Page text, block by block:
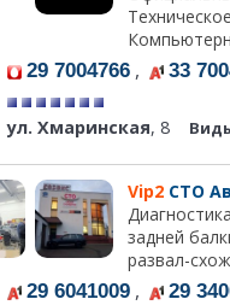
29 7004766 , 33
ул. Хмаринская, 8
Vip2 СТО
задней
развал-
29 6041009 , 29